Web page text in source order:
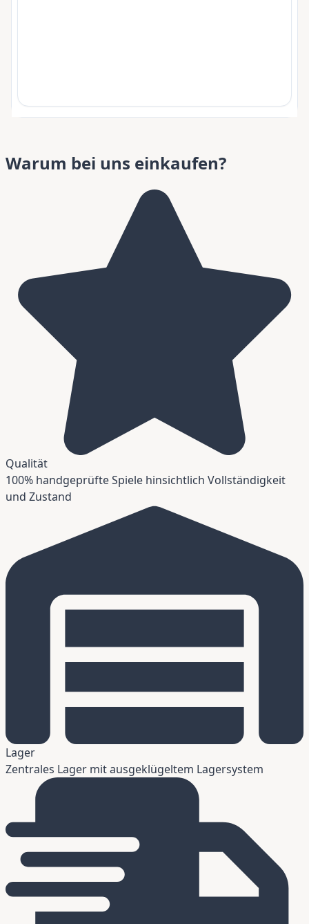
Warum bei uns einkaufen?
Qualität
100% handgeprüfte Spiele hinsichtlich Vollständigkeit
und Zustand
Lager
Zentrales Lager mit ausgeklügeltem Lagersystem